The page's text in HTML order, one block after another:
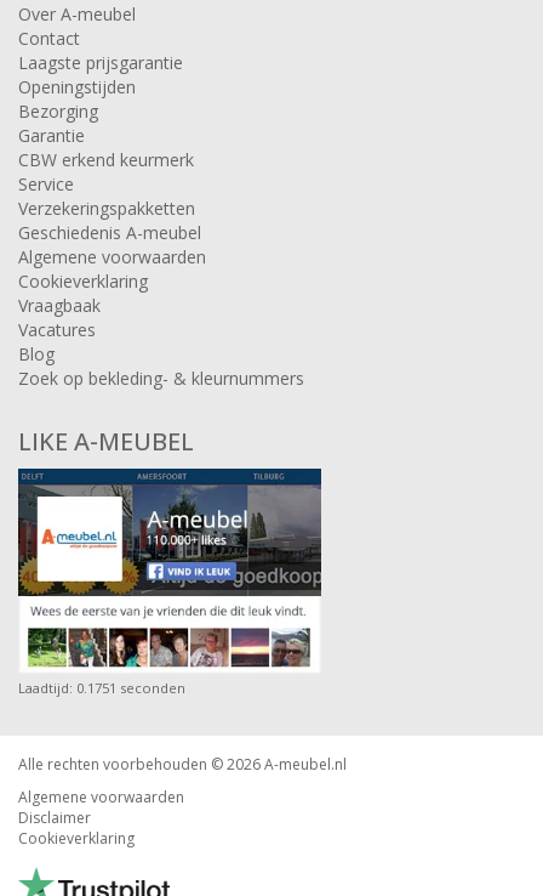
Over A-meubel
Contact
Laagste prijsgarantie
Openingstijden
Bezorging
Garantie
CBW erkend keurmerk
Service
Verzekeringspakketten
Geschiedenis A-meubel
Algemene voorwaarden
Cookieverklaring
Vraagbaak
Vacatures
Blog
Zoek op bekleding- & kleurnummers
LIKE A-MEUBEL
Laadtijd: 0.1751 seconden
Alle rechten voorbehouden © 2026A-meubel.nl
Algemene voorwaarden
Disclaimer
Cookieverklaring